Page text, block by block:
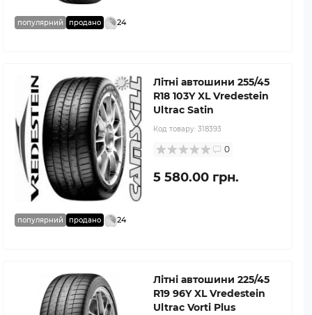
популярний продано 24
популярний продано 24
Літні автошини 255/45
R18 103Y XL Vredestein
Ultrac Satin
Код товару: 318393
0
5 580.00 грн.
Літні автошини 225/45
R19 96Y XL Vredestein
Ultrac Vorti Plus